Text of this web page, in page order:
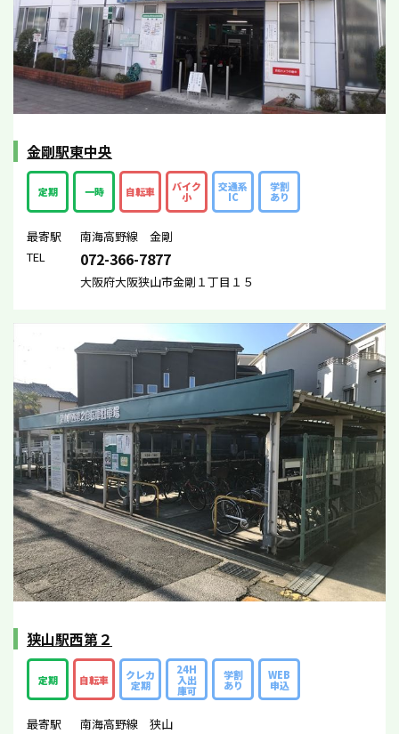
金剛駅東中央
定期 一時 自転車 バイク
小
交通系
IC
学割
あり
最寄駅
南海高野線 金剛
TEL
072-366-7877
大阪府大阪狭山市金剛１丁目１５
狭山駅西第２
定期 自転車 クレカ
定期
24H
入出
庫可
学割
あり
WEB
申込
最寄駅
南海高野線 狭山